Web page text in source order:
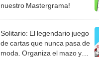
nuestro Mastergrama!
Solitario: El legendario juego
de cartas que nunca pasa de
moda. Organiza el mazo y